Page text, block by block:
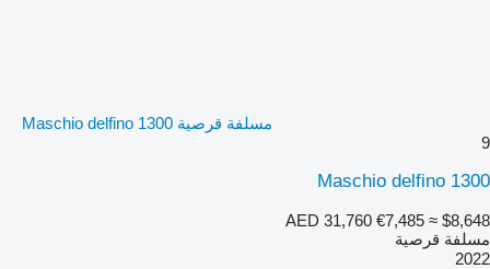
مسلفة قرصية Maschio delfino 1300
9
Maschio delfino 1300
AED 31,760 €7,485 ≈ $8,648
مسلفة قرصية
2022